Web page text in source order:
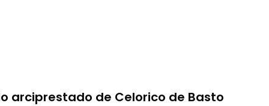
arciprestado de Celorico de Basto